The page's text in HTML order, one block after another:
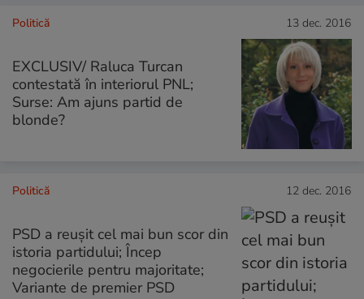
Politică 13 dec. 2016
EXCLUSIV/ Raluca Turcan
contestată în interiorul PNL;
Surse: Am ajuns partid de
blonde?
Politică 12 dec. 2016
PSD a reușit cel mai bun scor din
istoria partidului; Încep
negocierile pentru majoritate;
Variante de premier PSD